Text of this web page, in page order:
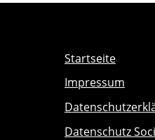
Startseite
Impressum
Datenschutz